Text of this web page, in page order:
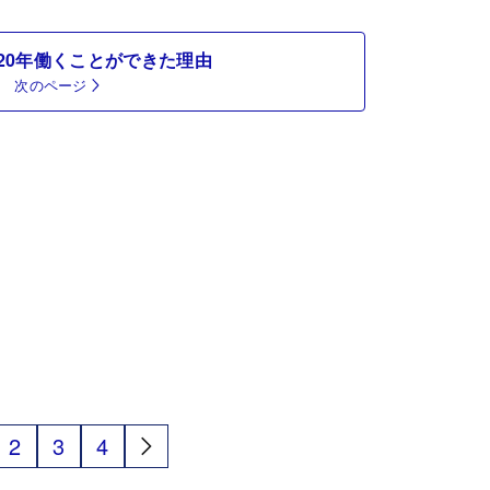
年働くことができた理由
次のページ
2 3 4